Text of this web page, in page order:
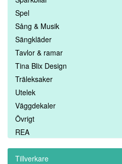
Spel
Sång & Musik
Sängkläder
Tavlor & ramar
Tina Blix Design
Träleksaker
Utelek
Väggdekaler
Övrigt
REA
Tillverkare